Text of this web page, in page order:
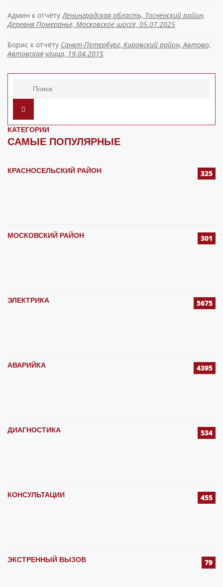
Админ к отчётуЛенинградская область, Тосненский район,
Деревня Померанье, Московское шоссе, 05.07.2025
Борис к отчёту Санкт-Петербург, Кировский район, Автово,
Автовская улица, 19.04.2015
КАТЕГОРИИ
САМЫЕ ПОПУЛЯРНЫЕ
КРАСНОСЕЛЬСКИЙ РАЙОН 325
МОСКОВСКИЙ РАЙОН 301
ЭЛЕКТРИКА 5675
АВАРИЙКА 4395
ДИАГНОСТИКА 534
КОНСУЛЬТАЦИИ 455
ЭКСТРЕННЫЙ ВЫЗОВ 79